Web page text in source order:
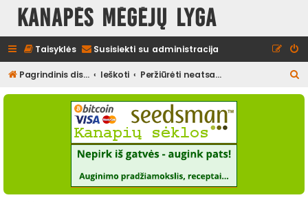
Kanapės mėgėjų lyga
Taisyklės Susisiekti su administracija
Pagrindinis diskusijų puslapis Ieškoti Peržiūrėti neatsakytus pranešimus
e